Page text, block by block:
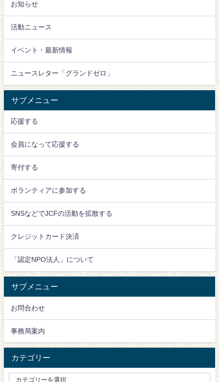
お知らせ
活動ニュース
イベント・最新情報
ニュースレター「グランドゼロ」
サブメニュー
応援する
会員になって応援する
寄付する
ボランティアに参加する
SNSなどでJCFの活動を拡散する
クレジットカード決済
「認定NPO法人」について
サブメニュー
お問合わせ
事務局案内
カテゴリー